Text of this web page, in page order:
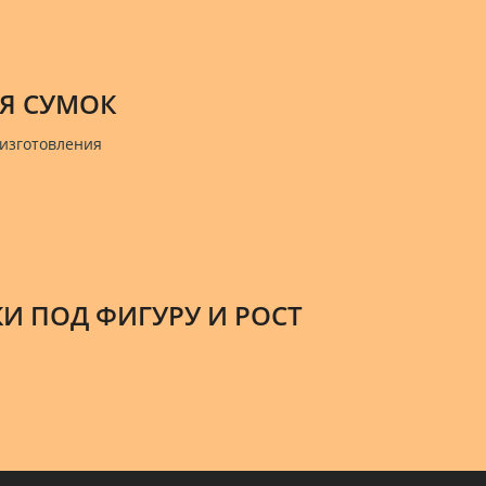
СУМОК
ПОД ФИГУРУ И РОСТ